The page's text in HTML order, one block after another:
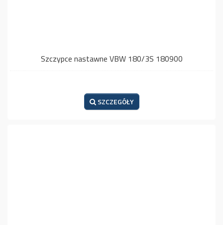
Szczypce nastawne VBW 180/3S 180900
SZCZEGÓŁY